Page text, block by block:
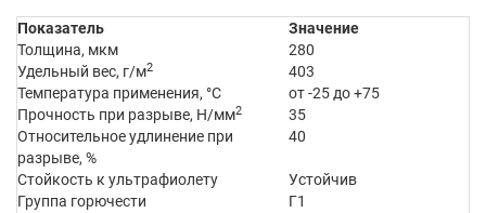
Показатель
Значение
Толщина, мкм
280
Удельный вес, г/м2
403
Температура применения, °C
от -25 до +75
Прочность при разрыве, Н/мм2
35
Относительное удлинение при
разрыве, %
40
Стойкость к ультрафиолету
Устойчив
Группа горючести
Г1